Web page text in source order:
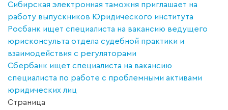
Сибирская электронная таможня приглашает на
работу выпускников Юридического института
Росбанк ищет специалиста на вакансию ведущего
юрисконсульта отдела судебной практики и
взаимодействия с регуляторами
Сбербанк ищет специалиста на вакансию
специалиста по работе с проблемными активами
юридических лиц
Страница